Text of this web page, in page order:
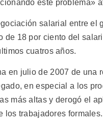
este problema»
salarial entre el
de 18 por ciento del
cuatros años.
en julio de 2007 de una
en especial a los
más altas y derogó el
los trabajadores formales.